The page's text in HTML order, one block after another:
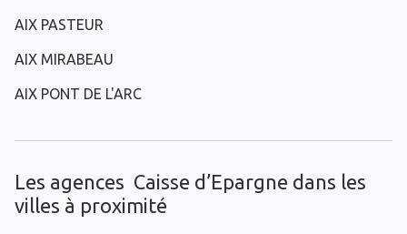
AIX PASTEUR
AIX MIRABEAU
AIX PONT DE L'ARC
Les agences Caisse d’Epargne dans les
villes à proximité